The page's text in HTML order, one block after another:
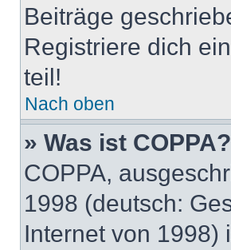
Beiträge
Registriere dich
teil!
Nach oben
» Was ist COPPA?
COPPA,
1998 (deutsch:
Internet von 1998)